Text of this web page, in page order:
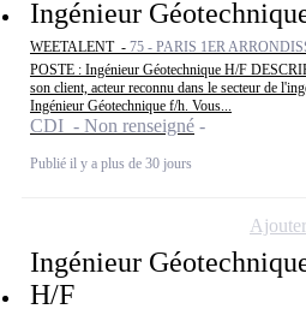
Ingénieur
WEETALENT - 75 - PARIS 1ER
POSTE : Ingénieur Géotechnique H/F
son client, acteur reconnu dans le secteur de
Ingénieur Géotechnique f/h. Vous...
CDI - Non renseigné
Publié il y a plus de 30 jours
Ingénieur
H/F